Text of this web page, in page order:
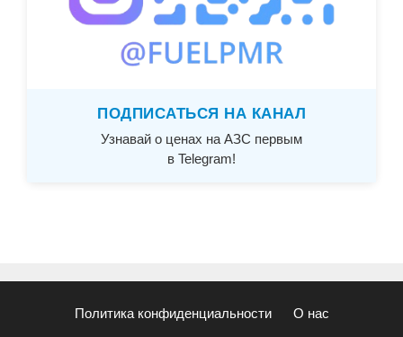
ПОДПИСАТЬСЯ НА КАНАЛ
Узнавай о ценах на АЗС первым
в Telegram!
Политика конфиденциальности О нас